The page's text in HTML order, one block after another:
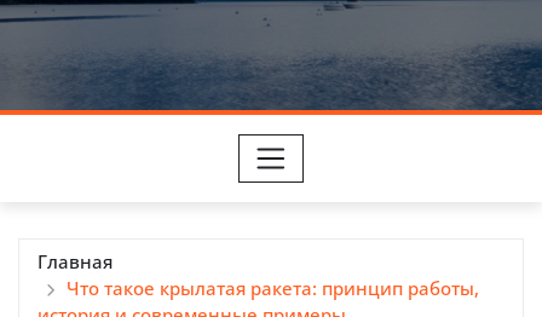
Главная
Что такое крылатая ракета: принцип работы,